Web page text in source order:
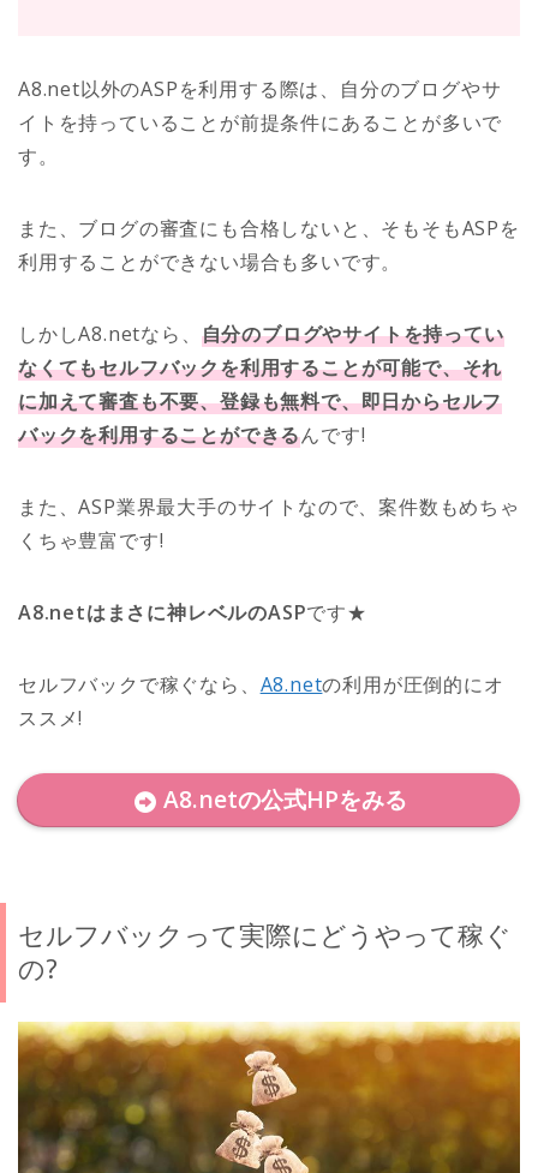
A8.net以外のASPを利用する際は、自分のブログやサ
イトを持っていることが前提条件にあることが多いで
す。
また、ブログの審査にも合格しないと、そもそもASPを
利用することができない場合も多いです。
しかしA8.netなら、 自分のブログやサイトを持ってい
なくてもセルフバックを利用することが可能で、それ
に加えて審査も不要、登録も無料で、即日からセルフ
バックを利用することができるんです!
また、ASP業界最大手のサイトなので、案件数もめちゃ
くちゃ豊富です!
A8.netはまさに神レベルのASPです★
セルフバックで稼ぐなら、 A8.netの利用が圧倒的にオ
ススメ!
A8.netの公式HPをみる
セルフバックって実際にどうやって稼ぐ
の?